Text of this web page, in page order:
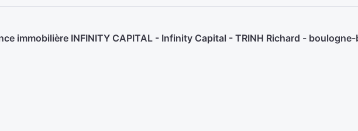
immobilière INFINITY CAPITAL - Infinity Capital - TRINH Richard -